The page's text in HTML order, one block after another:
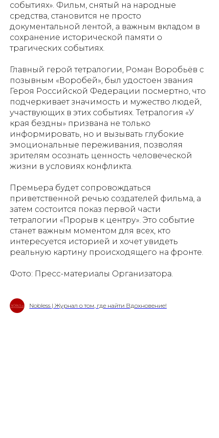
событиях». Фильм, снятый на народные
средства, становится не просто
документальной лентой, а важным вкладом в
сохранение исторической памяти о
трагических событиях.
Главный герой тетралогии, Роман Воробьёв с
позывным «Воробей», был удостоен звания
Героя Российской Федерации посмертно, что
подчеркивает значимость и мужество людей,
участвующих в этих событиях. Тетралогия «У
края бездны» призвана не только
информировать, но и вызывать глубокие
эмоциональные переживания, позволяя
зрителям осознать ценность человеческой
жизни в условиях конфликта.
Премьера будет сопровождаться
приветственной речью создателей фильма, а
затем состоится показ первой части
тетралогии «Прорыв к центру». Это событие
станет важным моментом для всех, кто
интересуется историей и хочет увидеть
реальную картину происходящего на фронте.
Фото: Пресс-материалы Организатора.
Nobless | Журнал о том, где найти Вдохновение!